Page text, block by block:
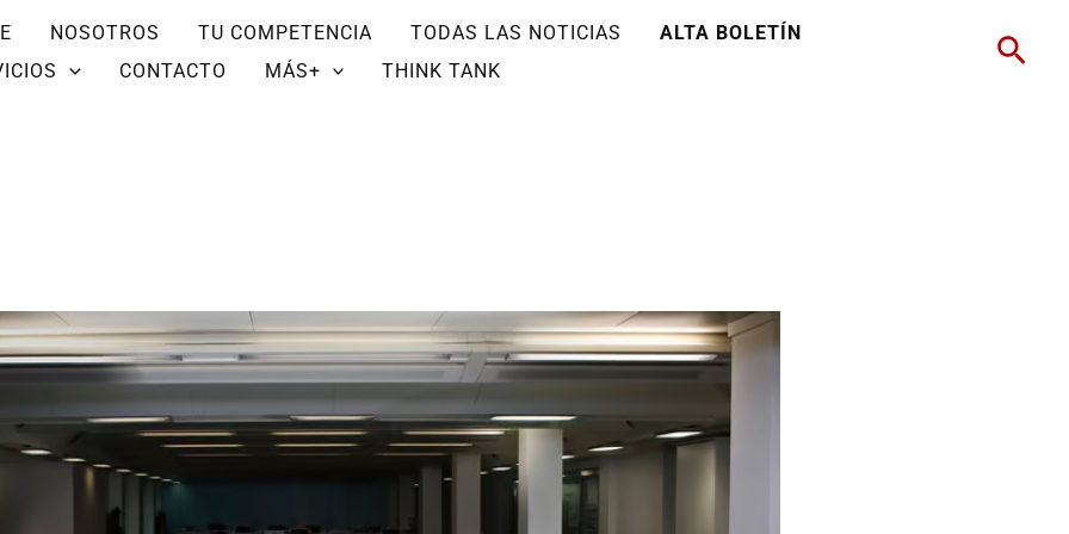
NOSOTROS TU COMPETENCIA TODAS LAS NOTICIAS
ALTA BOLETÍN
CONTACTO MÁS+ THINK TANK